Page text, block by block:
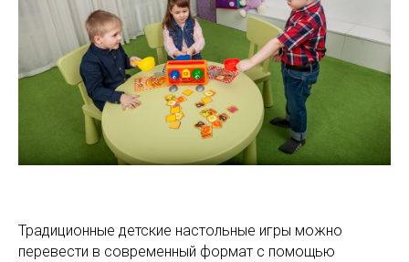
Традиционные детские настольные игры можно
перевести в современный формат с помощью